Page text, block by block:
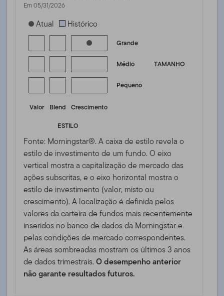
Em 05/31/2026
[products.morningstar-stylebox-title-sr-equity]
Atual Histórico
Grande
TAMANHO
Médio
Pequeno
Valor Blend
Crescimento
ESTILO
Fonte: Morningstar®. A caixa de estilo revela o
estilo de investimento de um fundo. O eixo
vertical mostra a capitalização de mercado das
ações subscritas, e o eixo horizontal mostra o
estilo de investimento (valor, misto ou
crescimento). A localização é definida pelos
valores da carteira de fundos mais recentemente
inseridos no banco de dados da Morningstar e
pelas condições de mercado correspondentes.
As áreas sombreadas mostram os últimos 3 anos
de dados trimestrais.O desempenho anterior
não garante resultados futuros.